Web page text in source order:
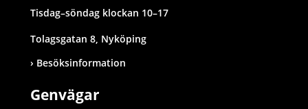
Tisdag–söndag klockan 10–17
Tolagsgatan 8, Nyköping
Besöksinformation
Genvägar